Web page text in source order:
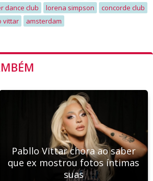
dance club lorena simpson
concorde club
vittar amsterdam
Pabllo Vittar chora ao saber
que ex mostrou fotos íntimas
suas